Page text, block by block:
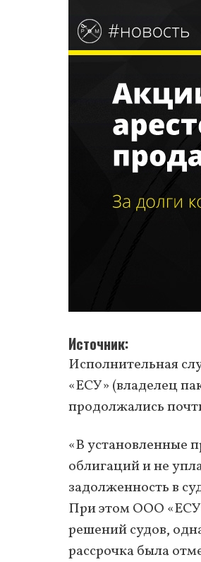
Источник
Исполнительная
«ЕСУ» (владелец
продолжались
«В установленные
облигаций и не
задолженность в
При этом ООО
решений судов,
рассрочка была